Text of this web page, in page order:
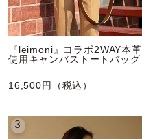
『leimoni』コラボ2WAY本革
使用キャンバストートバッグ
16,500円（税込）
3